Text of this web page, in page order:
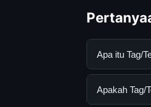
Apa itu Tag/
Tag/
Apakah Tag/